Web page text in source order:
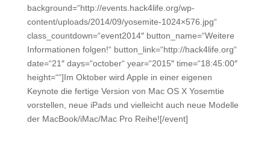
background=“http://events.hack4life.org/wp-
content/uploads/2014/09/yosemite-1024×576.jpg“
class_countdown=“event2014″ button_name=“Weitere
Informationen folgen!“ button_link=“http://hack4life.org“
date=“21″ days=“october“ year=“2015″ time=“18:45:00″
height=““]Im Oktober wird Apple in einer eigenen
Keynote die fertige Version von Mac OS X Yosemtie
vorstellen, neue iPads und vielleicht auch neue Modelle
der MacBook/iMac/Mac Pro Reihe![/event]